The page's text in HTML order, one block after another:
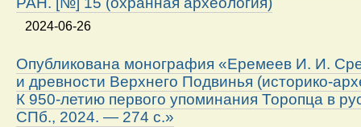
2024-06-26
Опубликована монография «Еремеев И. И.
и древности Верхнего Подвинья (историко-
К 950-летию первого упоминания Торопца в
СПб., 2024. — 274 с.»